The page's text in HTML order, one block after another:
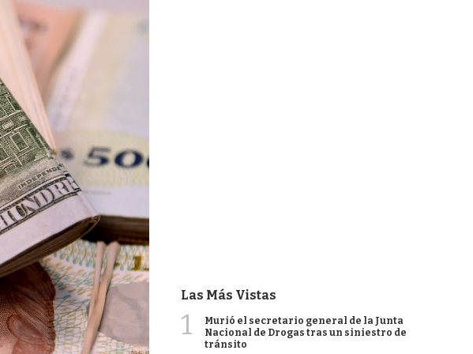
Las Más Vistas
1
Murió el secretario general de la Junta
Nacional de Drogas tras un siniestro de
tránsito